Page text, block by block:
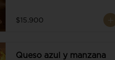
$15.900
Queso azul y manzana